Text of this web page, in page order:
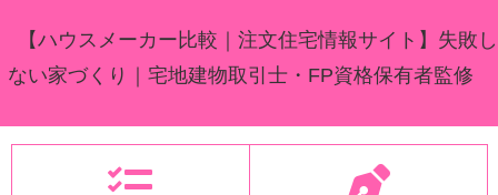
【ハウスメーカー比較｜注文住宅情報サイト】失敗し
ない家づくり｜宅地建物取引士・FP資格保有者監修